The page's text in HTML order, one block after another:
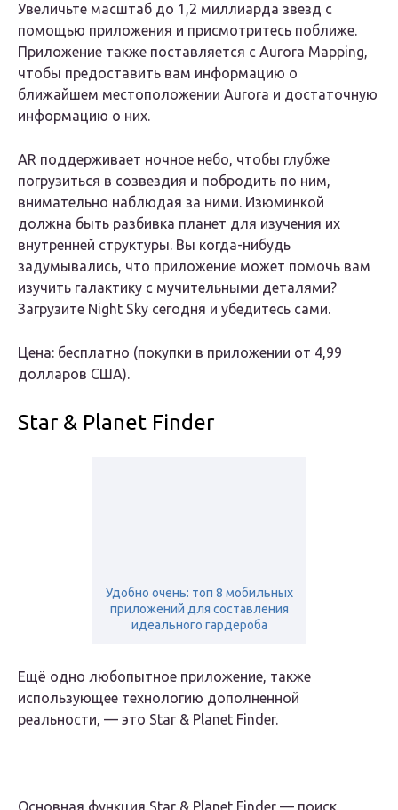
Увеличьте масштаб до 1,2 миллиарда звезд с
помощью приложения и присмотритесь поближе.
Приложение также поставляется с Aurora Mapping,
чтобы предоставить вам информацию о
ближайшем местоположении Aurora и достаточную
информацию о них.
AR поддерживает ночное небо, чтобы глубже
погрузиться в созвездия и побродить по ним,
внимательно наблюдая за ними. Изюминкой
должна быть разбивка планет для изучения их
внутренней структуры. Вы когда-нибудь
задумывались, что приложение может помочь вам
изучить галактику с мучительными деталями?
Загрузите Night Sky сегодня и убедитесь сами.
Цена: бесплатно (покупки в приложении от 4,99
долларов США).
Star & Planet Finder
Удобно очень: топ 8 мобильных
приложений для составления
идеального гардероба
Ещё одно любопытное приложение, также
использующее технологию дополненной
реальности, — это Star & Planet Finder.